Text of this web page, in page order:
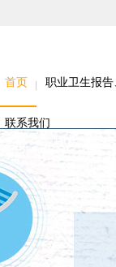
首页 职业卫生报
联系我们